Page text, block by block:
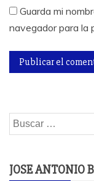
Guarda mi
navegador para la
Buscar:
JOSE ANTONIO